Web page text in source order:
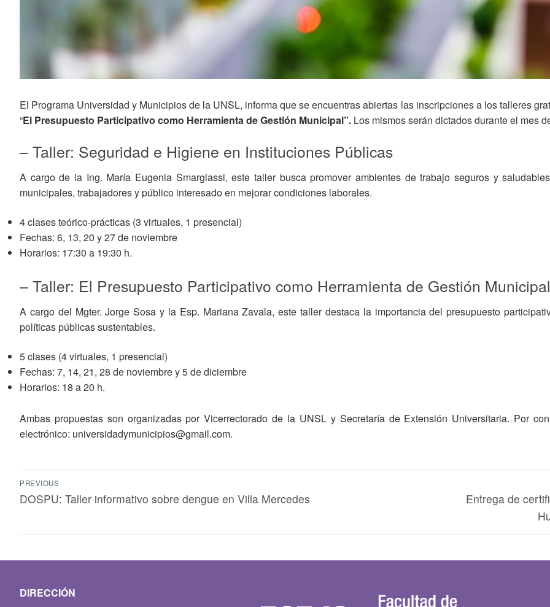
El Programa Universidad y Municipios de la UNSL, informa que se encuentras abiertas las inscripciones a los talleres
“El Presupuesto Participativo como Herramienta de Gestión Municipal”. Los mismos serán dictados durante el mes
– Taller: Seguridad e Higiene en Instituciones Públicas
A cargo de la Ing. María Eugenia Smargiassi, este taller busca promover ambientes de trabajo seguros y
municipales, trabajadores y público interesado en mejorar condiciones laborales.
4 clases teórico-prácticas (3 virtuales, 1 presencial)
Fechas: 6, 13, 20 y 27 de noviembre
Horarios: 17:30 a 19:30 h.
– Taller: El Presupuesto Participativo como Herramienta de Gestión Municipal
A cargo del Mgter. Jorge Sosa y la Esp. Mariana Zavala, este taller destaca la importancia del presupuesto
políticas públicas sustentables.
5 clases (4 virtuales, 1 presencial)
Fechas: 7, 14, 21, 28 de noviembre y 5 de diciembre
Horarios: 18 a 20 h.
Ambas propuestas son organizadas por Vicerrectorado de la UNSL y Secretaría de Extensión Universitaria. Por
electrónico: universidadymunicipios@gmail.com.
PREVIOUS
DOSPU: Taller informativo sobre dengue en Villa Mercedes
Entrega de
DIRECCIÓN